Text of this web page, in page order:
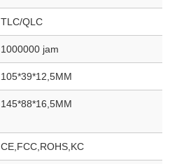
TLC/QLC
1000000 jam
105*39*12,5MM
145*88*16,5MM
CE,FCC,ROHS,KC